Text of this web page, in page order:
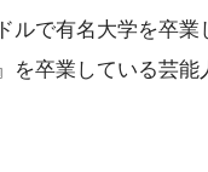
ルで有名大学を卒
卒業している芸能